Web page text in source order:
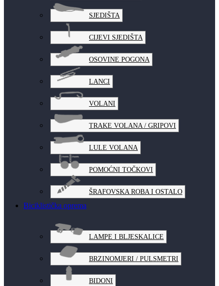
SJEDIŠTA
CIJEVI SJEDIŠTA
OSOVINE POGONA
LANCI
VOLANI
TRAKE VOLANA / GRIPOVI
LULE VOLANA
POMOĆNI TOČKOVI
ŠRAFOVSKA ROBA I OSTALO
Biciklistička oprema
LAMPE I BLJESKALICE
BRZINOMJERI / PULSMETRI
BIDONI